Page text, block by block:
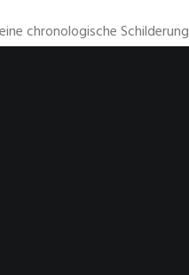
chronologische Schilderung